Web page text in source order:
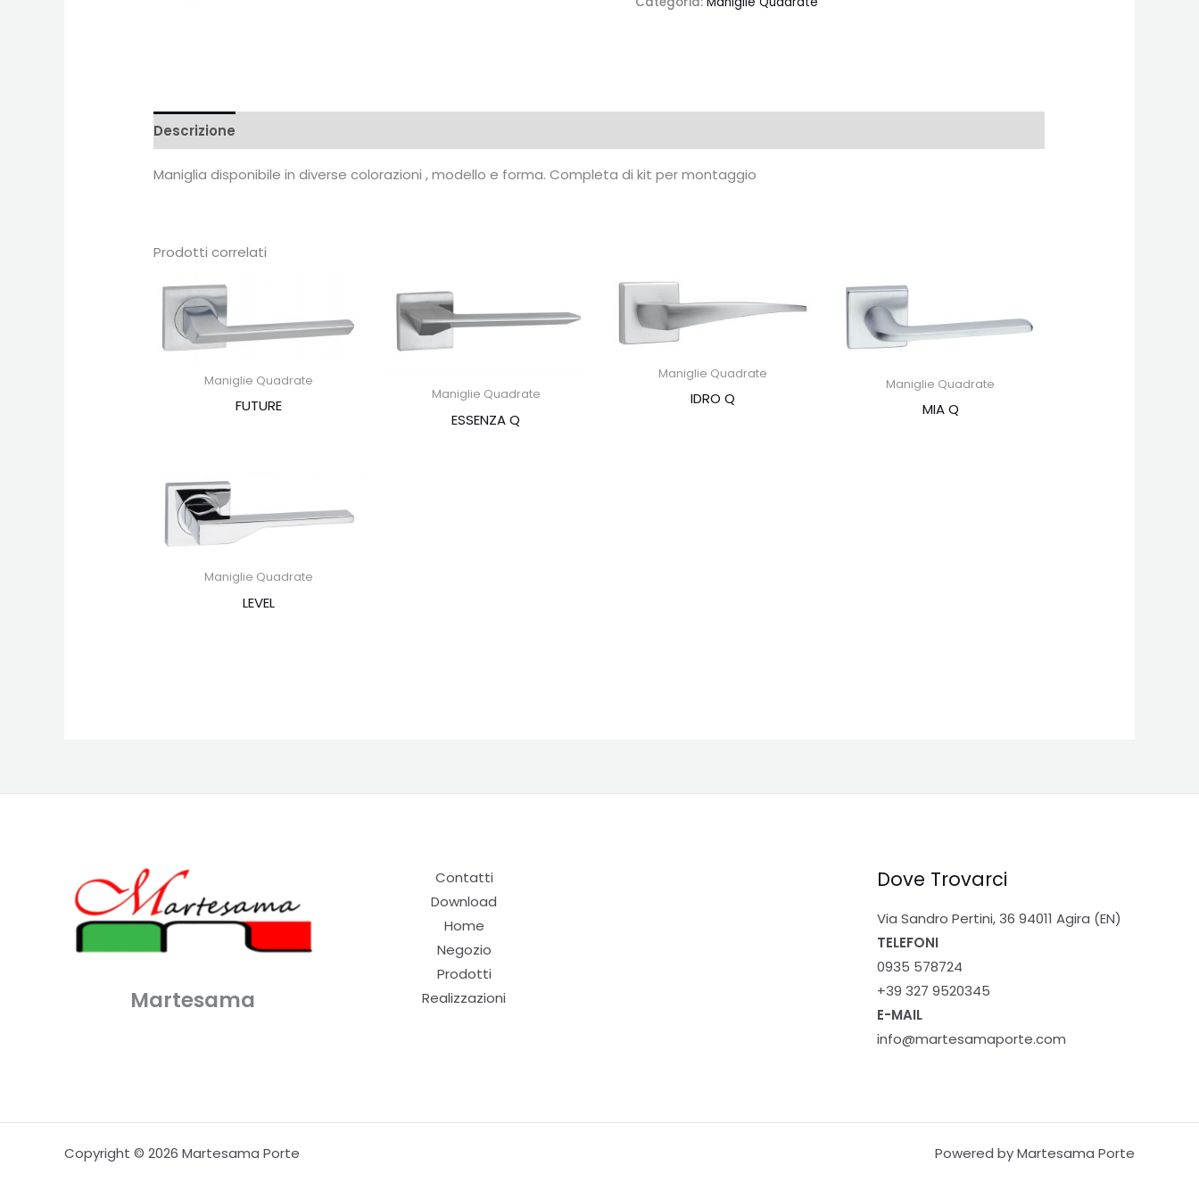
Descrizione
Maniglia disponibile in diverse colorazioni , modello e forma. Completa di kit per montaggio
Prodotti correlati
Maniglie Quadrate
FUTURE
Maniglie Quadrate
ESSENZA Q
Maniglie Quadrate
IDRO Q
Maniglie Quadrate
MIA Q
Maniglie Quadrate
LEVEL
Martesama
Contatti
Download
Home
Negozio
Prodotti
Realizzazioni
Dove Trovarci
Via Sandro Pertini, 36 94011 Agira (EN)
TELEFONI
0935 578724
+39 327 9520345
E-MAIL
info@martesamaporte.com
Copyright © 2026 Martesama Porte Powered by Martesama Porte